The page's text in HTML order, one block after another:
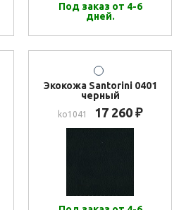
Под заказ от 4-6
дней.
Экокожа Santorini 0401
черный
ko1041 17 260 ₽